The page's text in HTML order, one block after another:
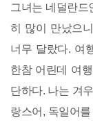
그녀는 네덜란드
히 많이 만났으
너무 달랐다. 여
한참 어린데 여
단하다. 나는 겨
랑스어, 독일어